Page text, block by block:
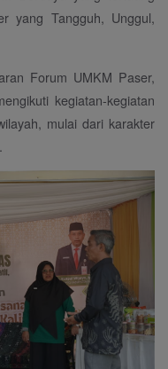
yang Tangguh, Unggul,
Forum UMKM Paser,
kegiatan-kegiatan
mulai dari karakter